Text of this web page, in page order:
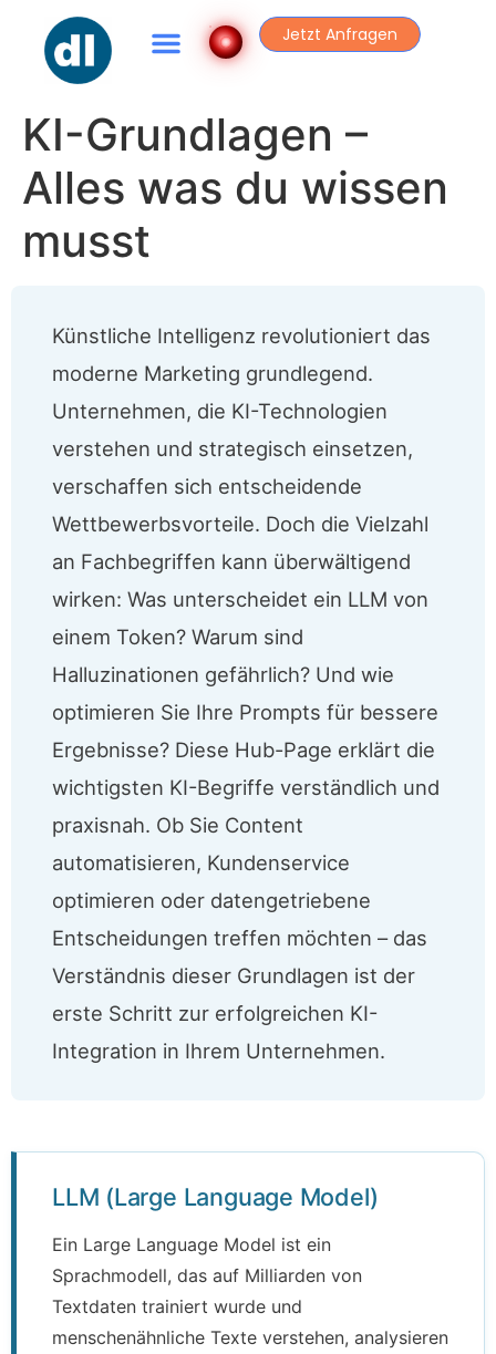
Jetzt Anfragen
KI-Grundlagen –
Alles was du wissen
musst
Künstliche Intelligenz revolutioniert das
moderne Marketing grundlegend.
Unternehmen, die KI-Technologien
verstehen und strategisch einsetzen,
verschaffen sich entscheidende
Wettbewerbsvorteile. Doch die Vielzahl
an Fachbegriffen kann überwältigend
wirken: Was unterscheidet ein LLM von
einem Token? Warum sind
Halluzinationen gefährlich? Und wie
optimieren Sie Ihre Prompts für bessere
Ergebnisse? Diese Hub-Page erklärt die
wichtigsten KI-Begriffe verständlich und
praxisnah. Ob Sie Content
automatisieren, Kundenservice
optimieren oder datengetriebene
Entscheidungen treffen möchten – das
Verständnis dieser Grundlagen ist der
erste Schritt zur erfolgreichen KI-
Integration in Ihrem Unternehmen.
LLM (Large Language Model)
Ein Large Language Model ist ein
Sprachmodell, das auf Milliarden von
Textdaten trainiert wurde und
menschenähnliche Texte verstehen, analysieren